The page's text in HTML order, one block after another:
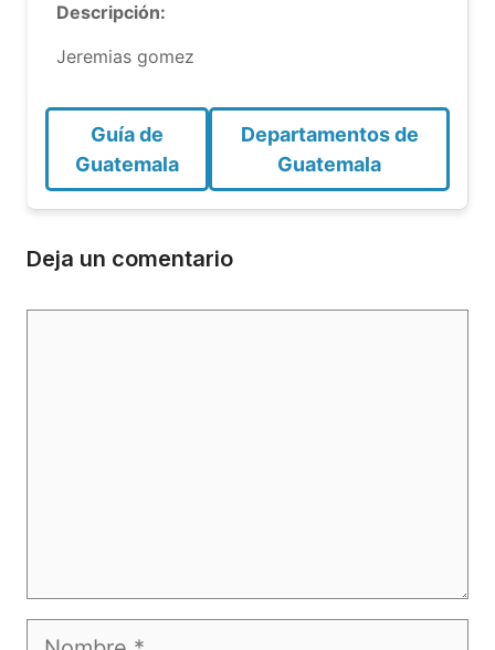
Descripción:
Jeremias gomez
Guía de
Guatemala
Departamentos de
Guatemala
Deja un comentario
Nombre